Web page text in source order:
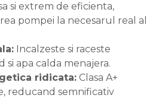
si extrem de eficienta,
pompei la necesarul real al
Incalzeste si raceste
si apa calda menajera.
ridicata: Clasa A+
reducand semnificativ